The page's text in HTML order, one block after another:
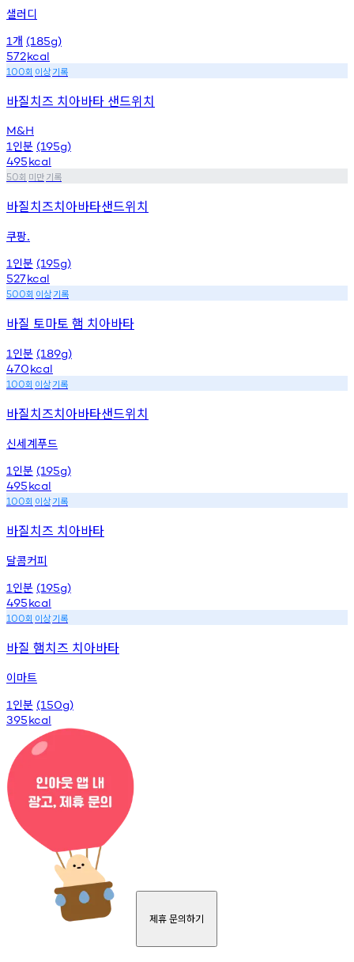
샐러디
1 개 (185g)
572kcal
100회 이상기록
바질치즈 치아바타 샌드위치
M&H
1 인분 (195g)
495kcal
50회 미만기록
바질치즈치아바타샌드위치
쿠팡.
1 인분 (195g)
527kcal
500회 이상기록
바질 토마토 햄 치아바타
1 인분 (189g)
470kcal
100회 이상기록
바질치즈치아바타샌드위치
신세계푸드
1 인분 (195g)
495kcal
100회 이상기록
바질치즈 치아바타
달콤커피
1 인분 (195g)
495kcal
100회 이상기록
바질 햄치즈 치아바타
이마트
1 인분 (150g)
395kcal
제휴 문의하기